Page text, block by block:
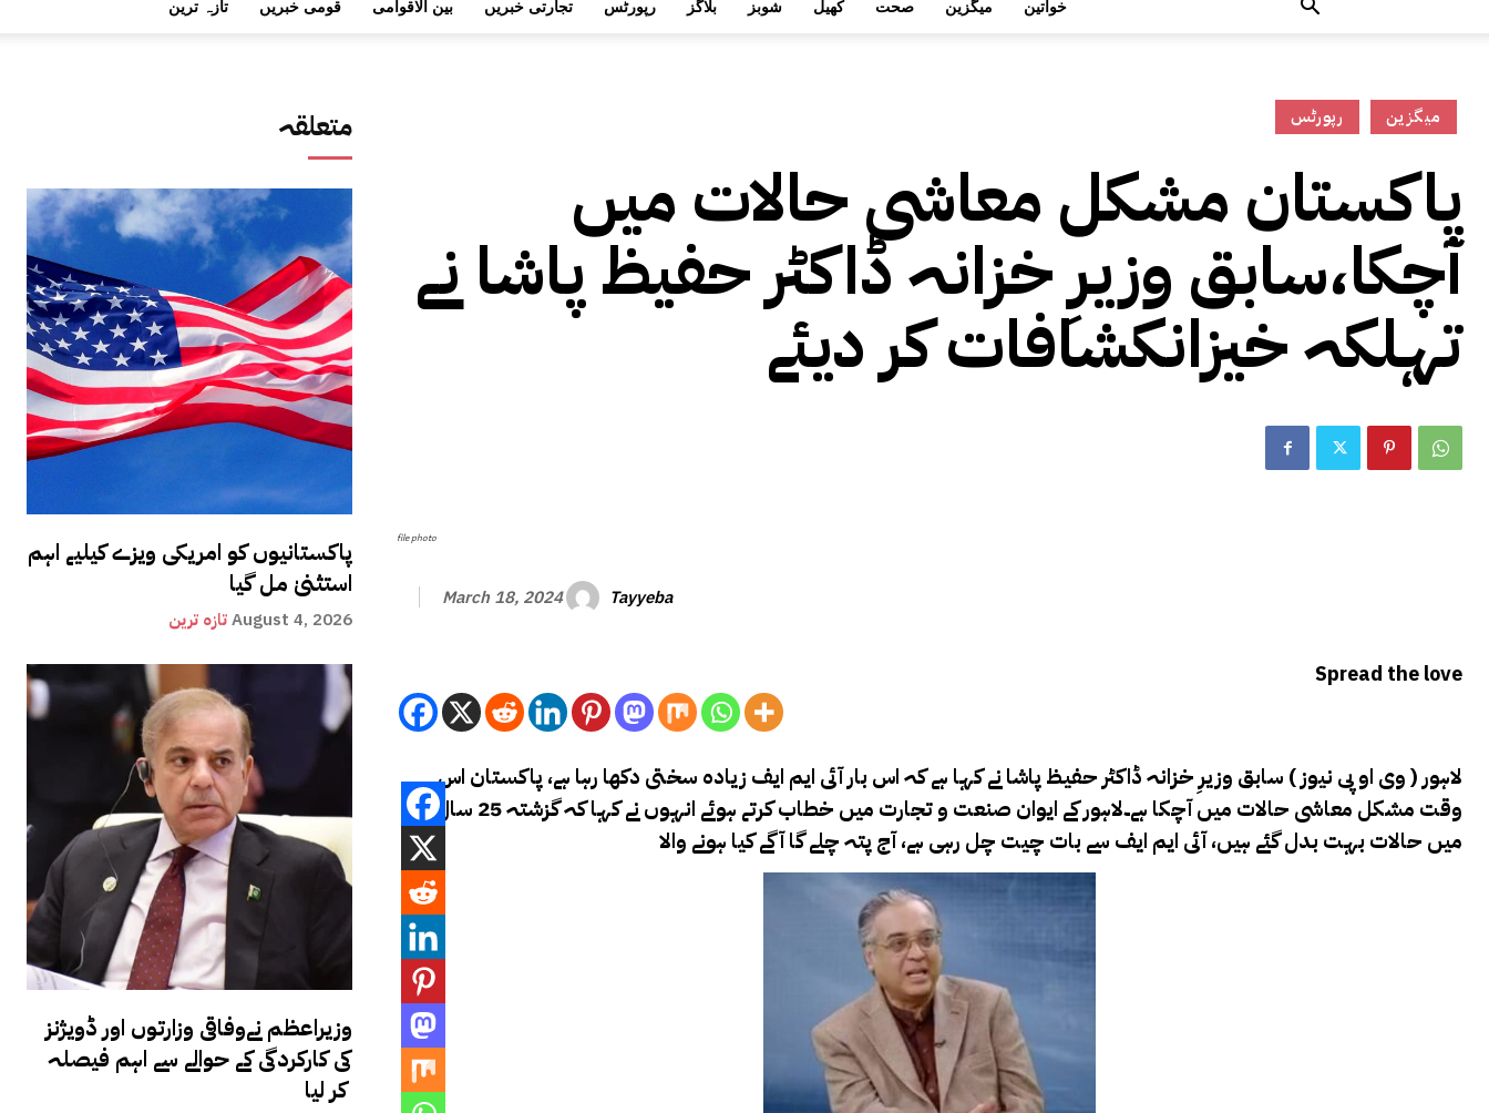
تازہ ترین قومی خبریں بین الاقوامی تجارتی خبریں رپورٹس بلاگز شوبز کھیل صحت میگزین خواتین
متعلقہ
پاکستانیوں کو امریکی ویزے کیلیے اہم
استثنیٰ مل گیا
تازہ ترینAugust 4, 2026
وزیراعظم نےوفاقی وزارتوں اور ڈویژنز
کی کارکردگی کے حوالے سے اہم فیصلہ
کر لیا
رپورٹس میگزین
پاکستان مشکل معاشی حالات میں
آچکا،سابق وزیرِ خزانہ ڈاکٹر حفیظ پاشا نے
تہلکہ خیزانکشافات کر دیئے
file photo
March 18, 2024 Tayyeba
Spread the love
لاہور ( وی او پی نیوز ) سابق وزیرِ خزانہ ڈاکٹر حفیظ پاشا نے کہا ہے کہ اس بار آئی ایم ایف زیادہ سختی دکھا رہا ہے، پاکستان اس
وقت مشکل معاشی حالات میں آچکا ہے۔
لاہور کے ایوان صنعت و تجارت میں خطاب کرتے ہوئے انہوں نے کہا کہ گزشتہ 25 سال
میں حالات بہت بدل گئے ہیں، آئی ایم ایف سے بات چیت چل رہی ہے، آج پتہ چلے گا آگے کیا ہونے والا